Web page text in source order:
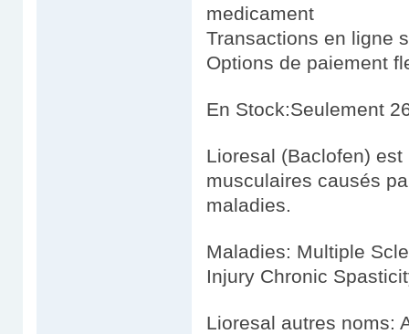
medicament
Transactions en ligne
Options de paiement
En Stock:Seulement
Lioresal (Baclofen)
musculaires causés
maladies.
Maladies: Multiple
Injury Chronic
Lioresal autres noms: